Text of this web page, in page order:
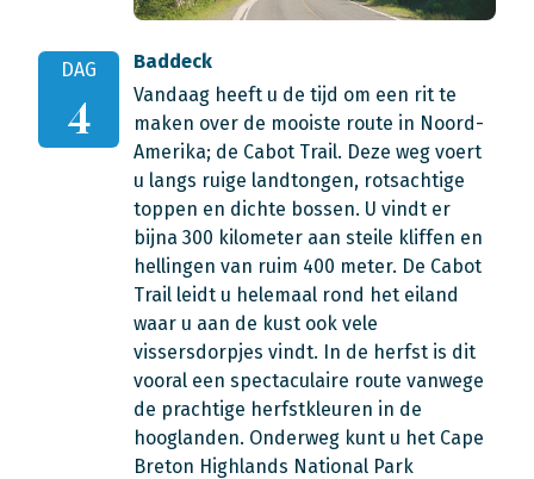
DAG
4
Baddeck
Vandaag heeft u de tijd om een rit te
maken over de mooiste route in Noord-
Amerika; de Cabot Trail. Deze weg voert
u langs ruige landtongen, rotsachtige
toppen en dichte bossen. U vindt er
bijna 300 kilometer aan steile kliffen en
hellingen van ruim 400 meter. De Cabot
Trail leidt u helemaal rond het eiland
waar u aan de kust ook vele
vissersdorpjes vindt. In de herfst is dit
vooral een spectaculaire route vanwege
de prachtige herfstkleuren in de
hooglanden. Onderweg kunt u het Cape
Breton Highlands National Park